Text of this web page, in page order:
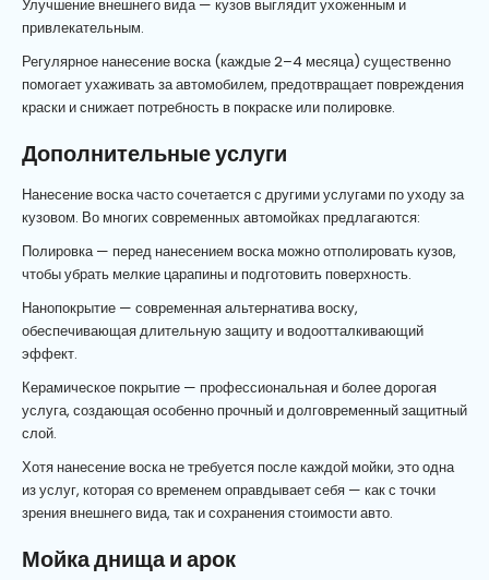
Улучшение внешнего вида — кузов выглядит ухоженным и
привлекательным.
Регулярное нанесение воска (каждые 2–4 месяца) существенно
помогает ухаживать за автомобилем, предотвращает повреждения
краски и снижает потребность в покраске или полировке.
Дополнительные услуги
Нанесение воска часто сочетается с другими услугами по уходу за
кузовом. Во многих современных автомойках предлагаются:
Полировка — перед нанесением воска можно отполировать кузов,
чтобы убрать мелкие царапины и подготовить поверхность.
Нанопокрытие — современная альтернатива воску,
обеспечивающая длительную защиту и водоотталкивающий
эффект.
Керамическое покрытие — профессиональная и более дорогая
услуга, создающая особенно прочный и долговременный защитный
слой.
Хотя нанесение воска не требуется после каждой мойки, это одна
из услуг, которая со временем оправдывает себя — как с точки
зрения внешнего вида, так и сохранения стоимости авто.
Мойка днища и арок